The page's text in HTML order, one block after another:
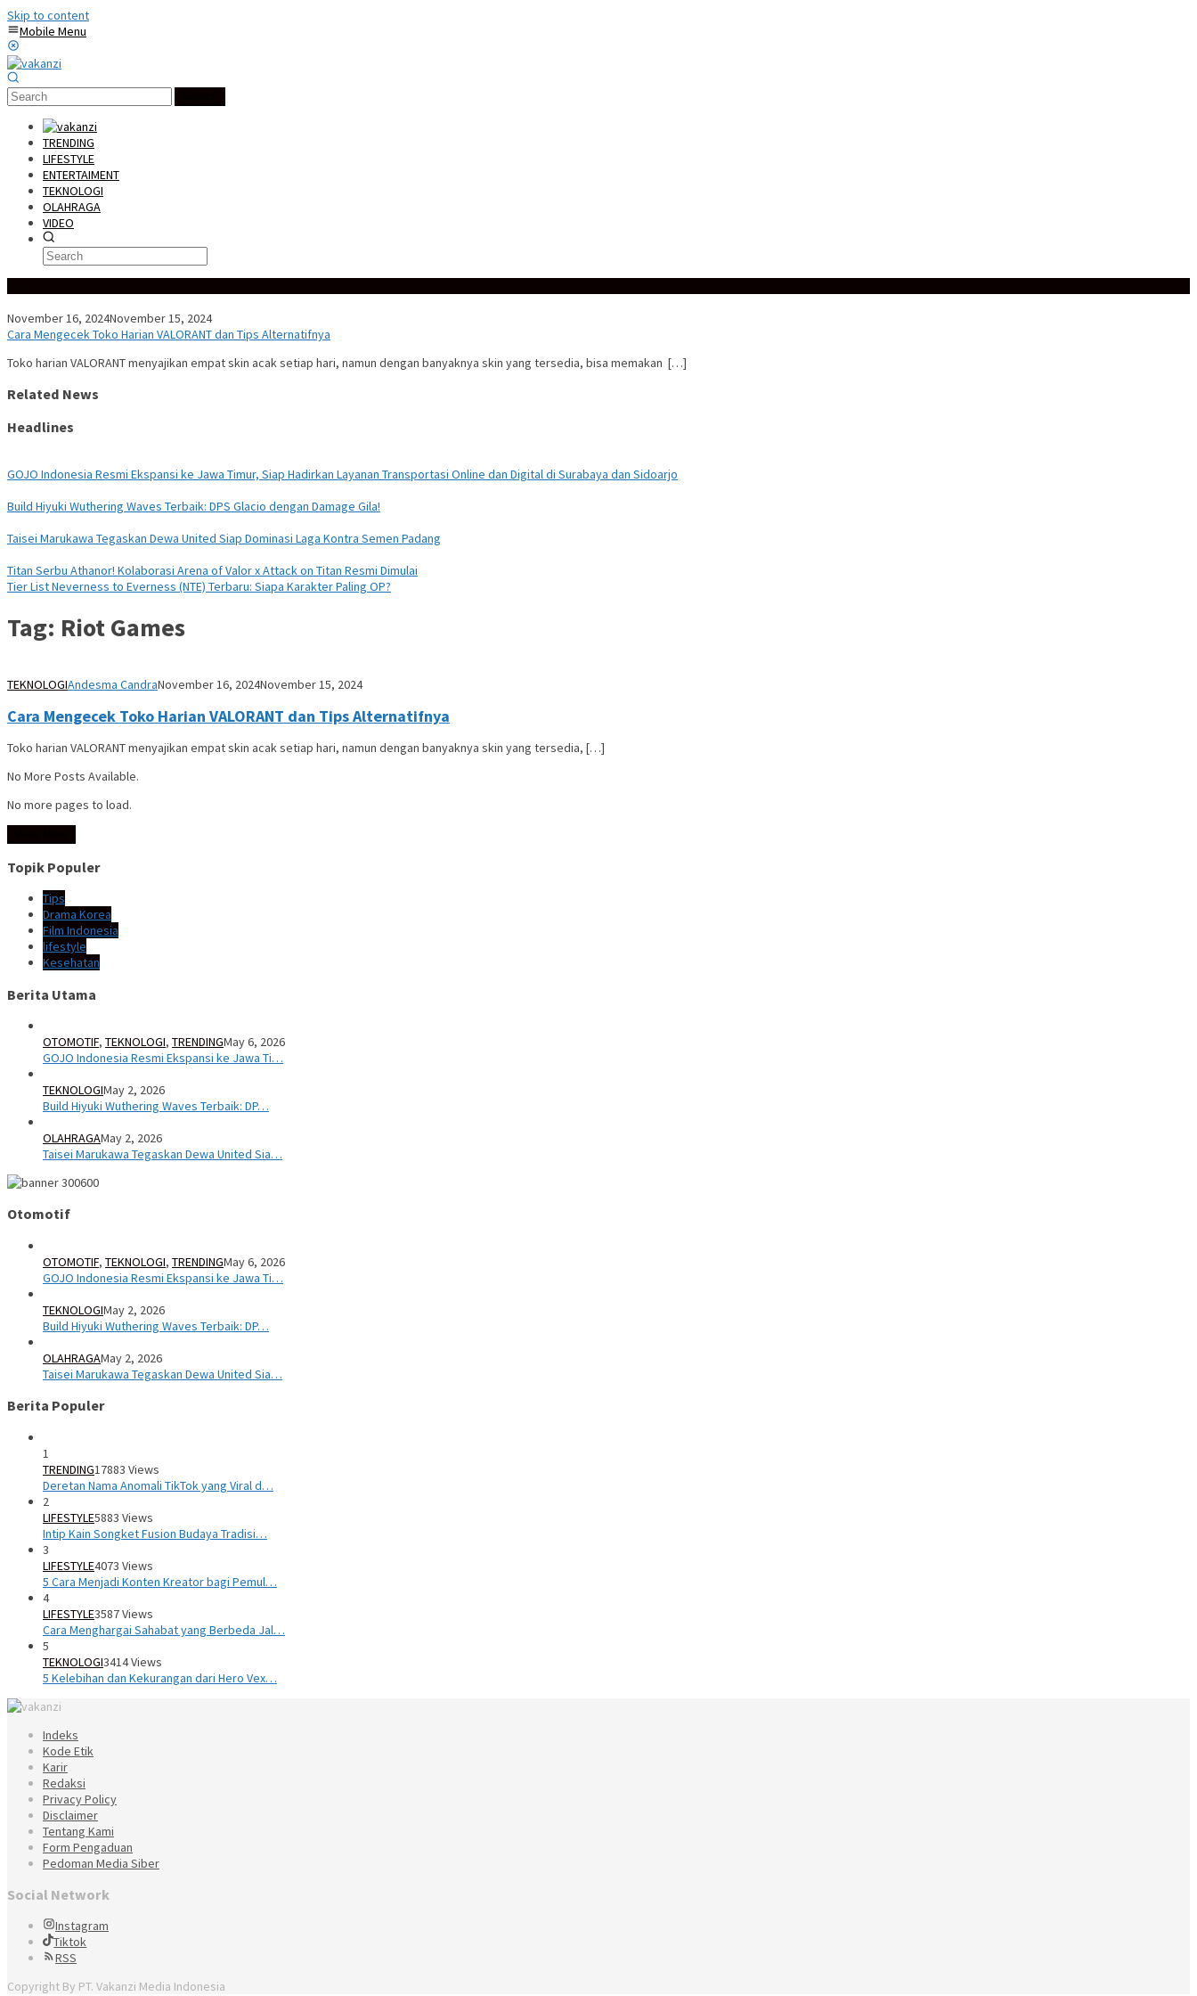
Skip to content
Mobile Menu
TRENDING
LIFESTYLE
ENTERTAIMENT
TEKNOLOGI
OLAHRAGA
VIDEO
November 16, 2024November 15, 2024
Cara Mengecek Toko Harian VALORANT dan Tips Alternatifnya
Toko harian VALORANT menyajikan empat skin acak setiap hari, namun dengan banyaknya skin yang tersedia, bisa memakan […]
Related News
Headlines
GOJO Indonesia Resmi Ekspansi ke Jawa Timur, Siap Hadirkan Layanan Transportasi Online dan Digital di Surabaya dan Sidoarjo
Build Hiyuki Wuthering Waves Terbaik: DPS Glacio dengan Damage Gila!
Taisei Marukawa Tegaskan Dewa United Siap Dominasi Laga Kontra Semen Padang
Titan Serbu Athanor! Kolaborasi Arena of Valor x Attack on Titan Resmi Dimulai
Tier List Neverness to Everness (NTE) Terbaru: Siapa Karakter Paling OP?
Tag: Riot Games
TEKNOLOGIAndesma CandraNovember 16, 2024November 15, 2024
Cara Mengecek Toko Harian VALORANT dan Tips Alternatifnya
Toko harian VALORANT menyajikan empat skin acak setiap hari, namun dengan banyaknya skin yang tersedia, […]
No More Posts Available.
No more pages to load.
Topik Populer
Tips
Drama Korea
Film Indonesia
lifestyle
Kesehatan
Berita Utama
OTOMOTIF, TEKNOLOGI, TRENDINGMay 6, 2026
GOJO Indonesia Resmi Ekspansi ke Jawa Ti…
TEKNOLOGIMay 2, 2026
Build Hiyuki Wuthering Waves Terbaik: DP…
OLAHRAGAMay 2, 2026
Taisei Marukawa Tegaskan Dewa United Sia…
Otomotif
OTOMOTIF, TEKNOLOGI, TRENDINGMay 6, 2026
GOJO Indonesia Resmi Ekspansi ke Jawa Ti…
TEKNOLOGIMay 2, 2026
Build Hiyuki Wuthering Waves Terbaik: DP…
OLAHRAGAMay 2, 2026
Taisei Marukawa Tegaskan Dewa United Sia…
Berita Populer
1
TRENDING17883 Views
Deretan Nama Anomali TikTok yang Viral d…
2
LIFESTYLE5883 Views
Intip Kain Songket Fusion Budaya Tradisi…
3
LIFESTYLE4073 Views
5 Cara Menjadi Konten Kreator bagi Pemul…
4
LIFESTYLE3587 Views
Cara Menghargai Sahabat yang Berbeda Jal…
5
TEKNOLOGI3414 Views
5 Kelebihan dan Kekurangan dari Hero Vex…
Indeks
Kode Etik
Karir
Redaksi
Privacy Policy
Disclaimer
Tentang Kami
Form Pengaduan
Pedoman Media Siber
Social Network
Instagram
Tiktok
RSS
Copyright By PT. Vakanzi Media Indonesia